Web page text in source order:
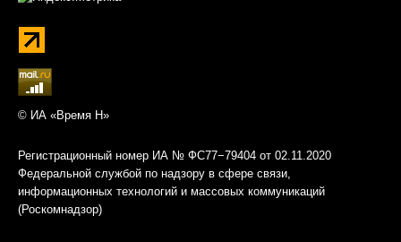
© ИА «Время Н»
Регистрационный номер ИА № ФС77−79404 от 02.11.2020
Федеральной службой по надзору в сфере связи,
информационных технологий и массовых коммуникаций
(Роскомнадзор)